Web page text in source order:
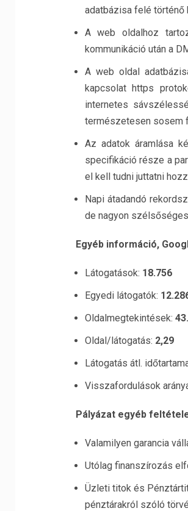
adatbázisa felé történő
A web oldalhoz
kommunikáció után a
A web oldal
kapcsolat https
internetes
természetesen sosem
Az adatok áramlása
specifikáció része a
el kell tudni juttatni
Napi átadandó
de nagyon
Egyéb információ,
Látogatások: 18.756
Egyedi látogatók:
Oldalmegtekintések:
Oldal/látogatás: 2,29
Látogatás átl.
Visszafordulások
Pályázat egyéb
Valamilyen garancia
Utólag finanszírozás
Üzleti titok és
pénztárakról szóló